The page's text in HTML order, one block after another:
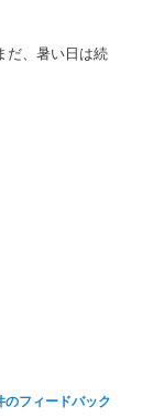
、暑い日は続
のフィードバック